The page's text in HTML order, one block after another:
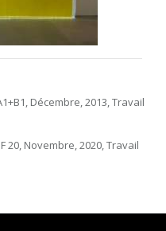
Décembre, 2013, Travail
20, Novembre, 2020, Travail